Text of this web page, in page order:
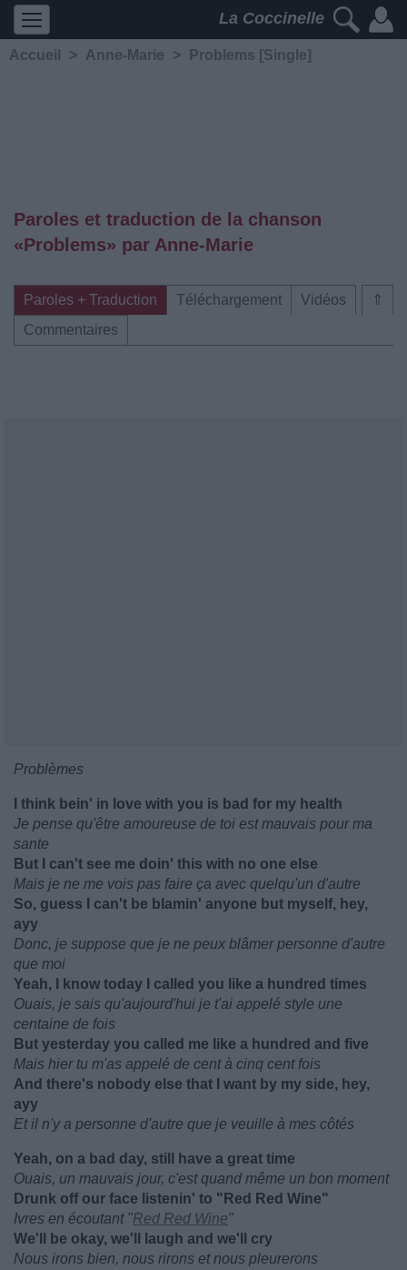
La Coccinelle
Accueil > Anne-Marie > Problems [Single]
Paroles et traduction de la chanson
«Problems» par Anne-Marie
⇑
Paroles + Traduction Téléchargement
Vidéos
Commentaires
Problèmes
I think bein' in love with you is bad for my health
Je pense qu'être amoureuse de toi est mauvais pour ma
sante
But I can't see me doin' this with no one else
Mais je ne me vois pas faire ça avec quelqu'un d'autre
So, guess I can't be blamin' anyone but myself, hey,
ayy
Donc, je suppose que je ne peux blâmer personne d'autre
que moi
Yeah, I know today I called you like a hundred times
Ouais, je sais qu'aujourd'hui je t'ai appelé style une
centaine de fois
But yesterday you called me like a hundred and five
Mais hier tu m'as appelé de cent à cinq cent fois
And there's nobody else that I want by my side, hey,
ayy
Et il n'y a personne d'autre que je veuille à mes côtés
Yeah, on a bad day, still have a great time
Ouais, un mauvais jour, c'est quand même un bon moment
Drunk off our face listenin' to "Red Red Wine"
Ivres en écoutant "Red Red Wine"
We'll be okay, we'll laugh and wе'll cry
Nous irons bien, nous rirons et nous pleurerons